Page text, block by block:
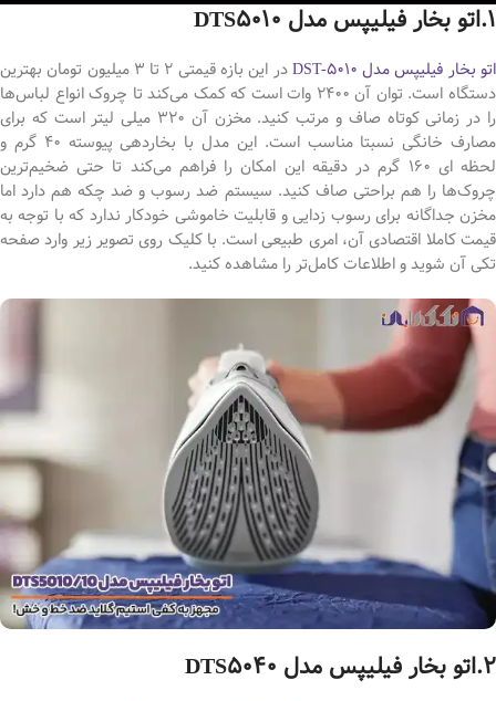
1.اتو بخار فیلیپس مدل DTS5010
اتو بخار فیلیپس مدل DST-5010
در این بازه قیمتی 2 تا 3 میلیون تومان بهترین
دستگاه است. توان آن 2400 وات است که کمک می‌کند تا چروک انواع لباس‌ها
را در زمانی کوتاه صاف و مرتب کنید. مخزن آن 320 میلی لیتر است که برای
مصارف خانگی نسبتا مناسب است. این مدل با بخاردهی پیوسته 40 گرم و
لحظه ای 160 گرم در دقیقه این امکان را فراهم می‌کند تا حتی ضخیم‌ترین
چروک‌ها را هم براحتی صاف کنید. سیستم ضد رسوب و ضد چکه هم دارد اما
مخزن جداگانه برای رسوب زدایی و قابلیت خاموشی خودکار ندارد که با توجه به
قیمت کاملا اقتصادی آن، امری طبیعی است. با کلیک روی تصویر زیر وارد صفحه
تکی آن شوید و اطلاعات کامل‌تر را مشاهده کنید.
2.اتو بخار فیلیپس مدل DTS5040